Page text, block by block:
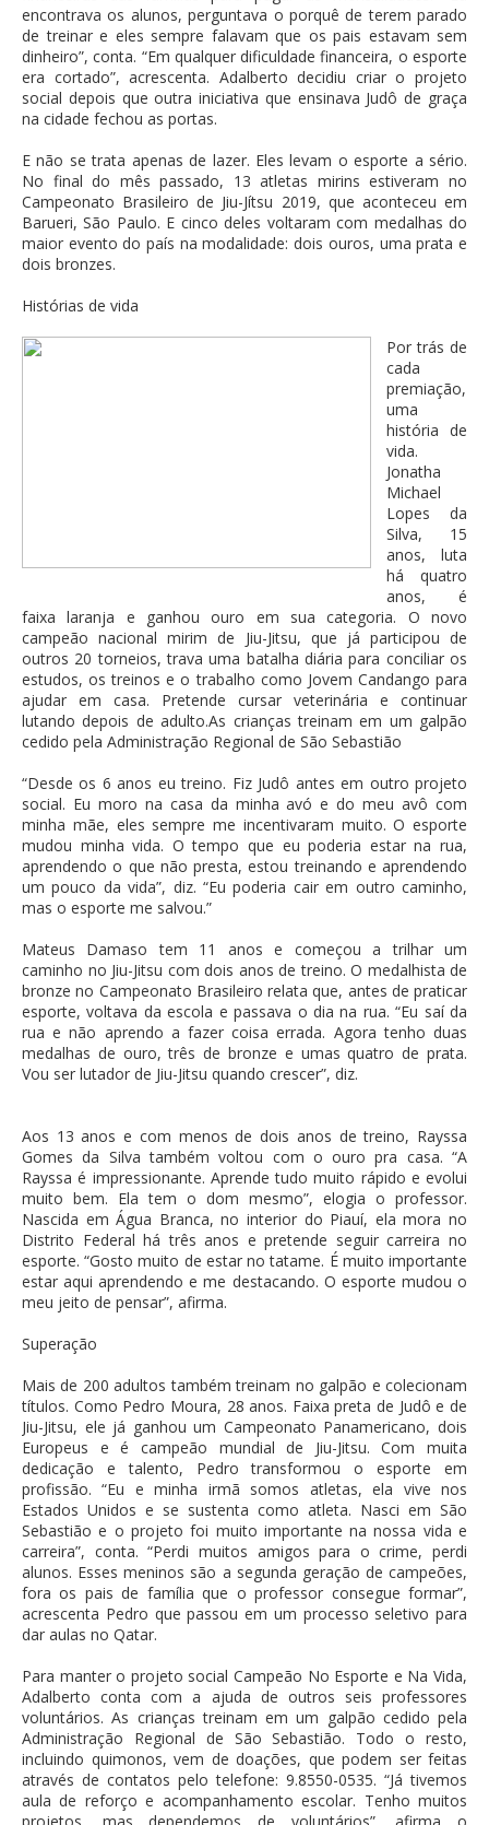
encontrava os alunos, perguntava o porquê de terem parado
de treinar e eles sempre falavam que os pais estavam sem
dinheiro”, conta. “Em qualquer dificuldade financeira, o esporte
era cortado”, acrescenta. Adalberto decidiu criar o projeto
social depois que outra iniciativa que ensinava Judô de graça
na cidade fechou as portas.
E não se trata apenas de lazer. Eles levam o esporte a sério.
No final do mês passado, 13 atletas mirins estiveram no
Campeonato Brasileiro de Jiu-Jítsu 2019, que aconteceu em
Barueri, São Paulo. E cinco deles voltaram com medalhas do
maior evento do país na modalidade: dois ouros, uma prata e
dois bronzes.
Histórias de vida
Por trás de
cada
premiação,
uma
história de
vida.
Jonatha
Michael
Lopes da
Silva, 15
anos, luta
há quatro
anos, é
faixa laranja e ganhou ouro em sua categoria. O novo
campeão nacional mirim de Jiu-Jitsu, que já participou de
outros 20 torneios, trava uma batalha diária para conciliar os
estudos, os treinos e o trabalho como Jovem Candango para
ajudar em casa. Pretende cursar veterinária e continuar
lutando depois de adulto.As crianças treinam em um galpão
cedido pela Administração Regional de São Sebastião
“Desde os 6 anos eu treino. Fiz Judô antes em outro projeto
social. Eu moro na casa da minha avó e do meu avô com
minha mãe, eles sempre me incentivaram muito. O esporte
mudou minha vida. O tempo que eu poderia estar na rua,
aprendendo o que não presta, estou treinando e aprendendo
um pouco da vida”, diz. “Eu poderia cair em outro caminho,
mas o esporte me salvou.”
Mateus Damaso tem 11 anos e começou a trilhar um
caminho no Jiu-Jitsu com dois anos de treino. O medalhista de
bronze no Campeonato Brasileiro relata que, antes de praticar
esporte, voltava da escola e passava o dia na rua. “Eu saí da
rua e não aprendo a fazer coisa errada. Agora tenho duas
medalhas de ouro, três de bronze e umas quatro de prata.
Vou ser lutador de Jiu-Jitsu quando crescer”, diz.
Aos 13 anos e com menos de dois anos de treino, Rayssa
Gomes da Silva também voltou com o ouro pra casa. “A
Rayssa é impressionante. Aprende tudo muito rápido e evolui
muito bem. Ela tem o dom mesmo”, elogia o professor.
Nascida em Água Branca, no interior do Piauí, ela mora no
Distrito Federal há três anos e pretende seguir carreira no
esporte. “Gosto muito de estar no tatame. É muito importante
estar aqui aprendendo e me destacando. O esporte mudou o
meu jeito de pensar”, afirma.
Superação
Mais de 200 adultos também treinam no galpão e colecionam
títulos. Como Pedro Moura, 28 anos. Faixa preta de Judô e de
Jiu-Jitsu, ele já ganhou um Campeonato Panamericano, dois
Europeus e é campeão mundial de Jiu-Jitsu. Com muita
dedicação e talento, Pedro transformou o esporte em
profissão. “Eu e minha irmã somos atletas, ela vive nos
Estados Unidos e se sustenta como atleta. Nasci em São
Sebastião e o projeto foi muito importante na nossa vida e
carreira”, conta. “Perdi muitos amigos para o crime, perdi
alunos. Esses meninos são a segunda geração de campeões,
fora os pais de família que o professor consegue formar”,
acrescenta Pedro que passou em um processo seletivo para
dar aulas no Qatar.
Para manter o projeto social Campeão No Esporte e Na Vida,
Adalberto conta com a ajuda de outros seis professores
voluntários. As crianças treinam em um galpão cedido pela
Administração Regional de São Sebastião. Todo o resto,
incluindo quimonos, vem de doações, que podem ser feitas
através de contatos pelo telefone: 9.8550-0535. “Já tivemos
aula de reforço e acompanhamento escolar. Tenho muitos